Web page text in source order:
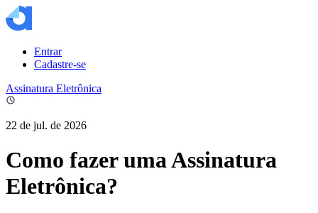
Entrar
Cadastre-se
Assinatura Eletrônica
22 de jul. de 2026
Como fazer uma Assinatura
Eletrônica?